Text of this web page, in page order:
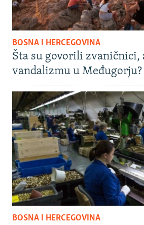
BOSNA I HERCEGOVINA
Šta su govorili zvaničnici,
vandalizmu u Međugorju?
BOSNA I HERCEGOVINA